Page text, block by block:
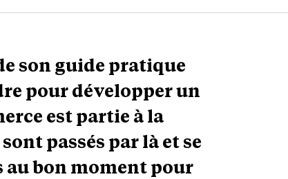
son guide pratique
pour développer un
est partie à la
passés par là et se
au bon moment pour